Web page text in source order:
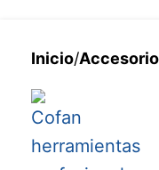
Inicio/